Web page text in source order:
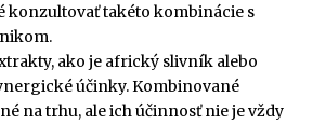
konzultovať takéto kombinácie s
ako je africký slivník alebo
účinky. Kombinované
na trhu, ale ich účinnosť nie je vždy